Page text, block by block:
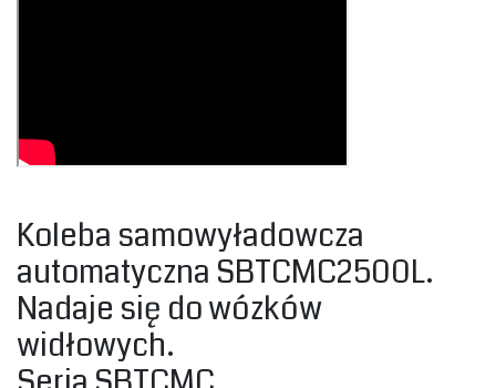
Koleba samowyładowcza
automatyczna SBTCMC2500L.
Nadaje się do wózków
widłowych.‎